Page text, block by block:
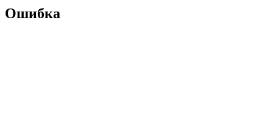
Ошибка